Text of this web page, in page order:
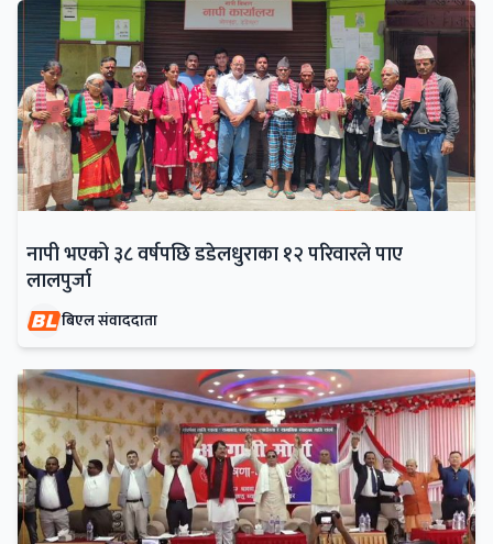
नापी भएको ३८ वर्षपछि डडेलधुराका १२ परिवारले पाए
लालपुर्जा
बिएल संवाददाता